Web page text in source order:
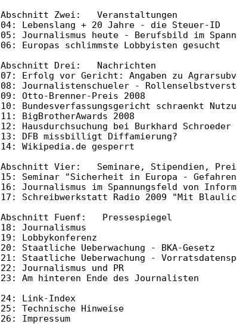
Abschnitt Zwei:   Veranstaltungen
04: Lebenslang + 20 Jahre - die Steuer-ID
05: Journalismus heute - Berufsbild im
06: Europas schlimmste Lobbyisten gesucht
Abschnitt Drei:   Nachrichten
07: Erfolg vor Gericht: Angaben zu
08: Journalistenschueler -
09: Otto-Brenner-Preis 2008
10: Bundesverfassungsgericht schraenkt
11: BigBrotherAwards 2008
12: Hausdurchsuchung bei Burkhard Schroeder
13: DFB missbilligt Diffamierung?
14: Wikipedia.de gesperrt
Abschnitt Vier:   Seminare, Stipendien,
15: Seminar "Sicherheit in Europa - Gefahren
16: Journalismus im Spannungsfeld von
17: Schreibwerkstatt Radio 2009 "Mit
Abschnitt Fuenf:   Pressespiegel
18: Journalismus
19: Lobbykonferenz
20: Staatliche Ueberwachung - BKA-Gesetz
21: Staatliche Ueberwachung -
22: Journalismus und PR
23: Am hinteren Ende des Journalisten
24: Link-Index
25: Technische Hinweise
26: Impressum